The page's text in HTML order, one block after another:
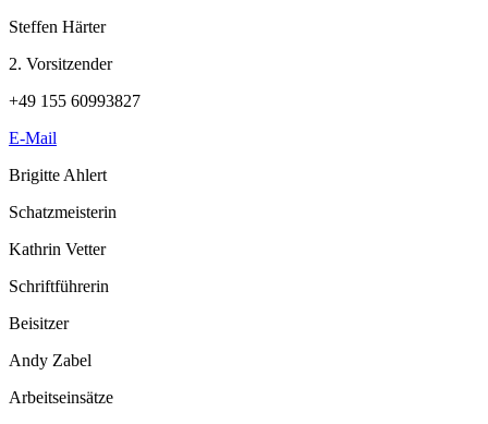
Steffen Härter
2. Vorsitzender
+49 155 60993827
E-Mail
Brigitte Ahlert
Schatzmeisterin
Kathrin Vetter
Schriftführerin
Beisitzer
Andy Zabel
Arbeitseinsätze